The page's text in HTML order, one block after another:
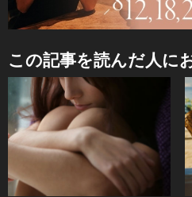
この記事を読んだ人に